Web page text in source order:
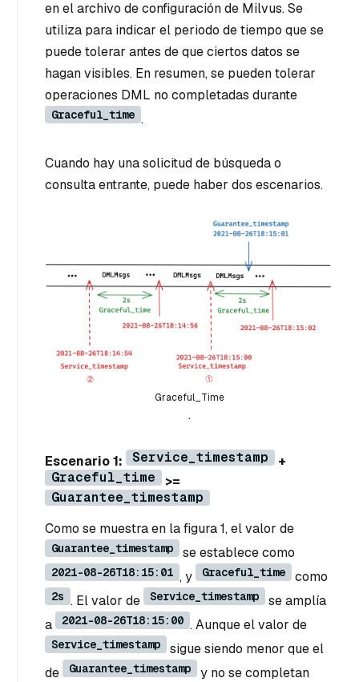
en el archivo de configuración de Milvus. Se
utiliza para indicar el periodo de tiempo que se
puede tolerar antes de que ciertos datos se
hagan visibles. En resumen, se pueden tolerar
operaciones DML no completadas durante
Graceful_time .
Cuando hay una solicitud de búsqueda o
consulta entrante, puede haber dos escenarios.
Graceful_Time
.
Escenario 1: Service_timestamp
+
Graceful_time
>=
Guarantee_timestamp
Como se muestra en la figura 1, el valor de
Guarantee_timestamp se establece como
2021-08-26T18:15:01 , y Graceful_time como
2s . El valor de Service_timestamp
se amplía
a
2021-08-26T18:15:00 . Aunque el valor de
Service_timestamp
sigue siendo menor que el
de
Guarantee_timestamp
y no se completan